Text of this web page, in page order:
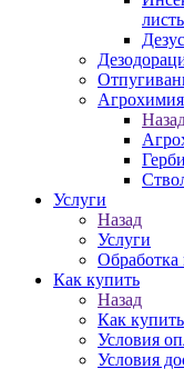
Агрохимия
Услуги
Назад
Услуги
Как купить
Назад
Как купить
Условия
Условия